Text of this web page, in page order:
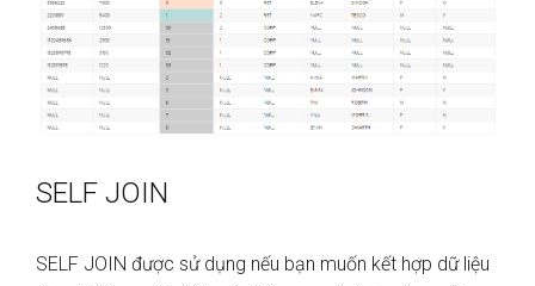
SELF JOIN
SELF JOIN được sử dụng nếu bạn muốn kết hợp dữ liệu